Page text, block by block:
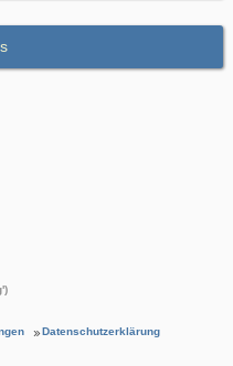
Datenschutzerklärung